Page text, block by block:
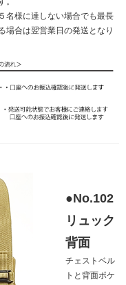
名様に達しない場合でも最長
場合は翌営業日の発送となり
●No.102
リュック
背面
チェストベル
トと背面ポケ